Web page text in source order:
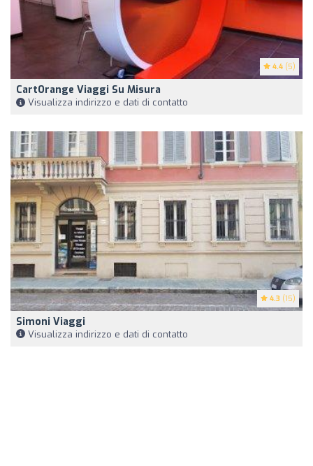
4.4 (5)
CartOrange Viaggi Su Misura
Visualizza indirizzo e dati di contatto
4.3 (15)
Simoni Viaggi
Visualizza indirizzo e dati di contatto